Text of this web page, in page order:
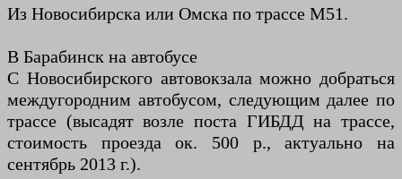
Из Новосибирска или Омска по трассе М51.
В Барабинск на автобусе
С Новосибирского автовокзала можно добраться
междугородним автобусом, следующим далее по
трассе (высадят возле поста ГИБДД на трассе,
стоимость проезда ок. 500 р., актуально на
сентябрь 2013 г.).